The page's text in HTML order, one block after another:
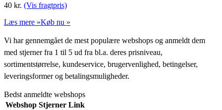
40 kr. (Vis fragtpris)
Læs mere »Køb nu »
Vi har gennemgået de mest populære webshops og anmeldt dem
med stjerner fra 1 til 5 ud fra bl.a. deres prisniveau,
sortimentstørrelse, kundeservice, brugervenlighed, betingelser,
leveringsformer og betalingsmuligheder.
Bedst anmeldte webshops
Webshop Stjerner Link